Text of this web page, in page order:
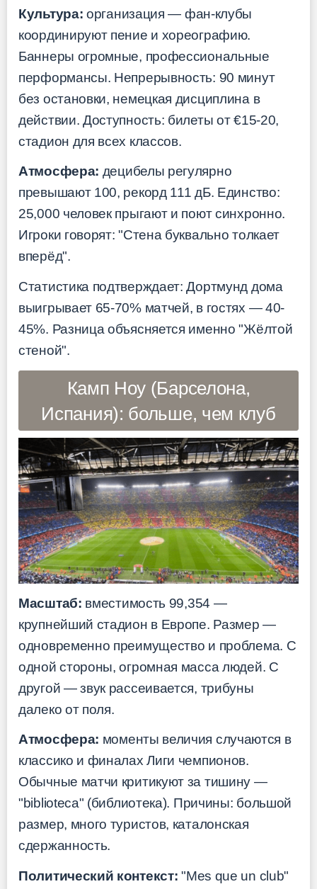
Культура: организация — фан-клубы
координируют пение и хореографию.
Баннеры огромные, профессиональные
перформансы. Непрерывность: 90 минут
без остановки, немецкая дисциплина в
действии. Доступность: билеты от €15-20,
стадион для всех классов.
Атмосфера: децибелы регулярно
превышают 100, рекорд 111 дБ. Единство:
25,000 человек прыгают и поют синхронно.
Игроки говорят: "Стена буквально толкает
вперёд".
Статистика подтверждает: Дортмунд дома
выигрывает 65-70% матчей, в гостях — 40-
45%. Разница объясняется именно "Жёлтой
стеной".
Камп Ноу (Барселона,
Испания): больше, чем клуб
Масштаб: вместимость 99,354 —
крупнейший стадион в Европе. Размер —
одновременно преимущество и проблема. С
одной стороны, огромная масса людей. С
другой — звук рассеивается, трибуны
далеко от поля.
Атмосфера: моменты величия случаются в
классико и финалах Лиги чемпионов.
Обычные матчи критикуют за тишину —
"biblioteca" (библиотека). Причины: большой
размер, много туристов, каталонская
сдержанность.
Политический контекст: "Mes que un club"